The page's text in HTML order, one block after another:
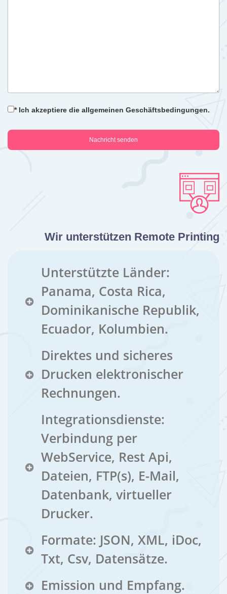
* Ich akzeptiere die allgemeinen Geschäftsbedingungen.
Wir unterstützen Remote Printing
Unterstützte Länder:
Panama, Costa Rica,
Dominikanische Republik,
Ecuador, Kolumbien.
Direktes und sicheres
Drucken elektronischer
Rechnungen.
Integrationsdienste:
Verbindung per
WebService, Rest Api,
Dateien, FTP(s), E-Mail,
Datenbank, virtueller
Drucker.
Formate: JSON, XML, iDoc,
Txt, Csv, Datensätze.
Emission und Empfang.